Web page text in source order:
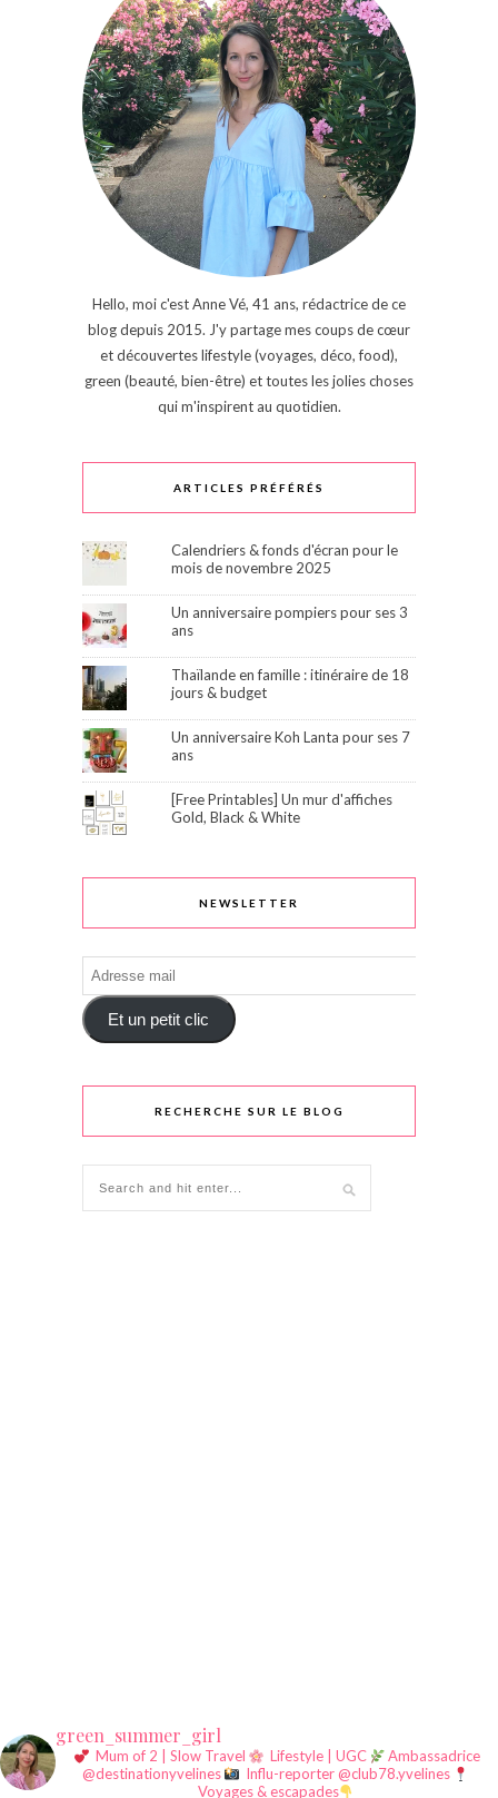
Hello, moi c'est Anne Vé, 41 ans, rédactrice de ce
blog depuis 2015. J'y partage mes coups de cœur
et découvertes lifestyle (voyages, déco, food),
green (beauté, bien-être) et toutes les jolies choses
qui m'inspirent au quotidien.
ARTICLES PRÉFÉRÉS
Calendriers & fonds d'écran pour le
mois de novembre 2025
Un anniversaire pompiers pour ses 3
ans
Thaïlande en famille : itinéraire de 18
jours & budget
Un anniversaire Koh Lanta pour ses 7
ans
[Free Printables] Un mur d'affiches
Gold, Black & White
NEWSLETTER
Adresse
mail
Et un petit clic
RECHERCHE SUR LE BLOG
green_summer_girl
Mum of 2 | Slow Travel Lifestyle | UGC
Ambassadrice
@destinationyvelines
Influ-reporter @club78.yvelines
Voyages & escapades